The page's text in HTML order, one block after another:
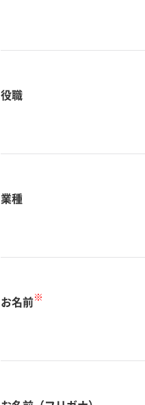
役職
業種
お名前※